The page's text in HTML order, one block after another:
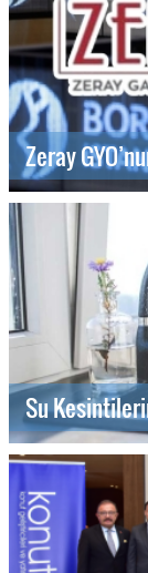
Zeray
Su